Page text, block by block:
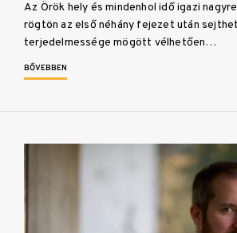
Az Örök hely és mindenhol idő igazi
rögtön az első néhány fejezet után
terjedelmessége mögött vélhetően…
BŐVEBBEN